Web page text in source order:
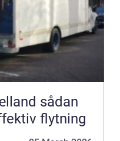
sådan
flytning